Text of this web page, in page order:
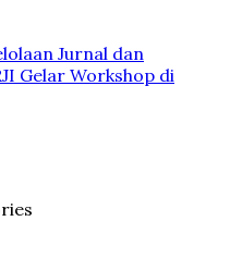
Jurnal dan
Gelar Workshop di